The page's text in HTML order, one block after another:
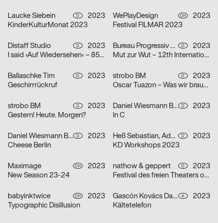
Laucke Siebein D
2023
KinderKulturMonat 2023
WePlayDesign CH
2023
Festival FILMAR 2023
Distaff Studio D
2023
I said ›Auf Wiedersehen‹ – 85 Jahre Kindertransport nach Großbritannien
Bureau Progressiv visuelle Kommunikation D
2023
Mut zur Wut – 12th International Poster Competition
Ballaschke Tim D
2023
Geschirrrückruf
strobo BM D
2023
Oscar Tuazon – Was wir brauchen
strobo BM D
2023
Gestern! Heute. Morgen?
Daniel Wiesmann Büro für Gestaltung D
2023
In C
Daniel Wiesmann Büro für Gestaltung D
2023
Cheese Berlin
Heß Sebastian, Adolphi Pirmin D
2023
KD Workshops 2023
Maximage CH
2023
New Season 23-24
nathow & geppert D
2023
Festival des freien Theaters ohne Haus
babyinktwice CH
2023
Typographic Disillusion
Gascón Kovács Daniel A
2023
Kältetelefon